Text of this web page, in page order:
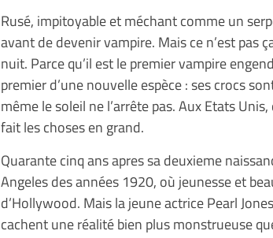
Rusé, impitoyable et méchant comme un
avant de devenir vampire. Mais ce n’est pas
nuit. Parce qu’il est le premier vampire
premier d’une nouvelle espèce : ses crocs
même le soleil ne l’arrête pas. Aux Etats
fait les choses en grand.
Quarante cinq ans apres sa deuxieme
Angeles des années 1920, où jeunesse et
d’Hollywood. Mais la jeune actrice Pearl
cachent une réalité bien plus monstrueuse